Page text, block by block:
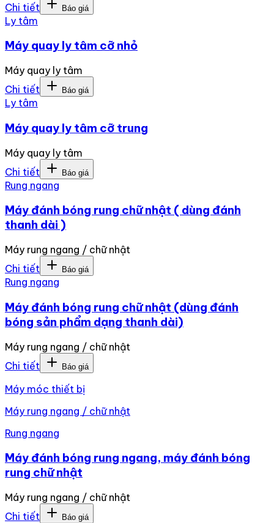
Chi tiết
Báo giá
Ly tâm
Máy quay ly tâm cỡ nhỏ
Máy quay ly tâm
Chi tiết
Báo giá
Ly tâm
Máy quay ly tâm cỡ trung
Máy quay ly tâm
Chi tiết
Báo giá
Rung ngang
Máy đánh bóng rung chữ nhật ( dùng đánh
thanh dài )
Máy rung ngang / chữ nhật
Chi tiết
Báo giá
Rung ngang
Máy đánh bóng rung chữ nhật (dùng đánh
bóng sản phẩm dạng thanh dài)
Máy rung ngang / chữ nhật
Chi tiết
Báo giá
Máy móc thiết bị
Máy rung ngang / chữ nhật
Rung ngang
Máy đánh bóng rung ngang, máy đánh bóng
rung chữ nhật
Máy rung ngang / chữ nhật
Chi tiết
Báo giá